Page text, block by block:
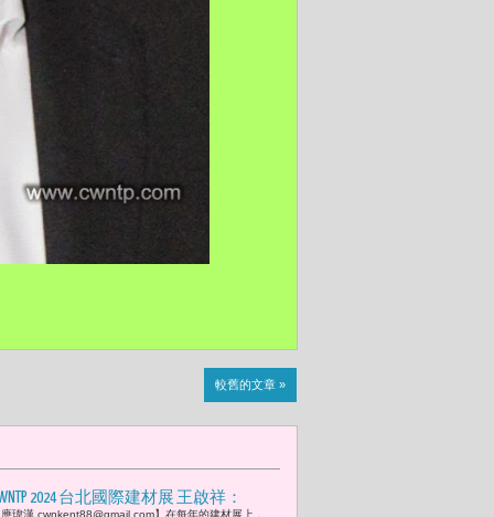
較舊的文章 »
2024 台北國際建材展 王啟祥：
應瑋漢 cwnkent88@gmail.com】在每年的建材展上，